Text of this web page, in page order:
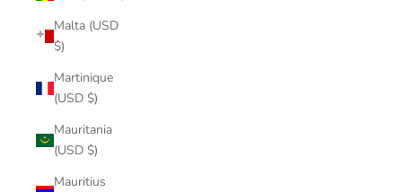
Malta (USD
$)
Martinique
(USD $)
Mauritania
(USD $)
Mauritius